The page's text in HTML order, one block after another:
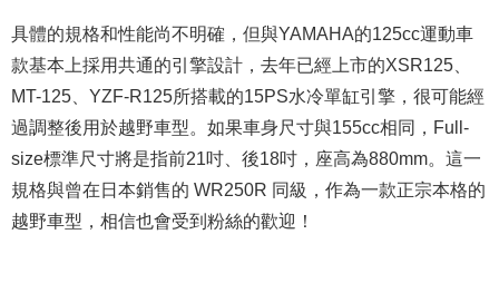
具體的規格和性能尚不明確，但與YAMAHA的125cc運動車
款基本上採用共通的引擎設計，去年已經上市的XSR125、
MT-125、YZF-R125所搭載的15PS水冷單缸引擎，很可能經
過調整後用於越野車型。如果車身尺寸與155cc相同，Full-
size標準尺寸將是指前21吋、後18吋，座高為880mm。這一
規格與曾在日本銷售的 WR250R 同級，作為一款正宗本格的
越野車型，相信也會受到粉絲的歡迎！